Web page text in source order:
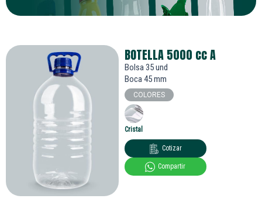
BOTELLA 5000 ccA
Bolsa 35 und
Boca 45 mm
COLORES
Cristal
Cotizar
Compartir